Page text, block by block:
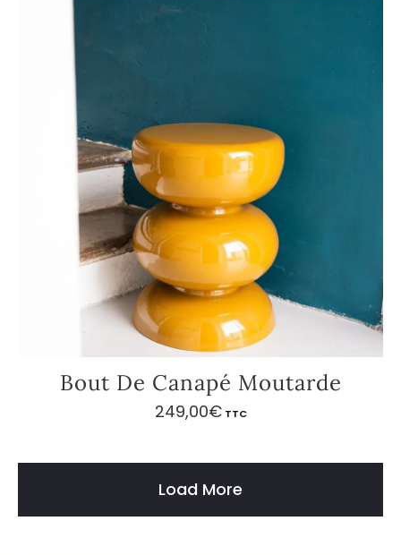
Bout De Canapé Moutarde
249,00€ TTC
Load More